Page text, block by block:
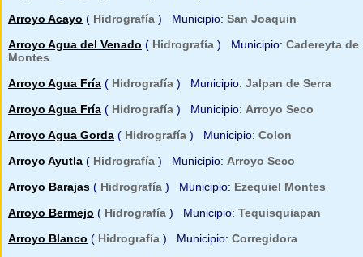
Arroyo Acayo ( Hidrografía ) Municipio: San Joaquin
Arroyo Agua del Venado ( Hidrografía ) Municipio: Cadereyta de
Montes
Arroyo Agua Fría ( Hidrografía ) Municipio: Jalpan de Serra
Arroyo Agua Fría ( Hidrografía ) Municipio: Arroyo Seco
Arroyo Agua Gorda ( Hidrografía ) Municipio: Colon
Arroyo Ayutla ( Hidrografía ) Municipio: Arroyo Seco
Arroyo Barajas ( Hidrografía ) Municipio: Ezequiel Montes
Arroyo Bermejo ( Hidrografía ) Municipio: Tequisquiapan
Arroyo Blanco ( Hidrografía ) Municipio: Corregidora